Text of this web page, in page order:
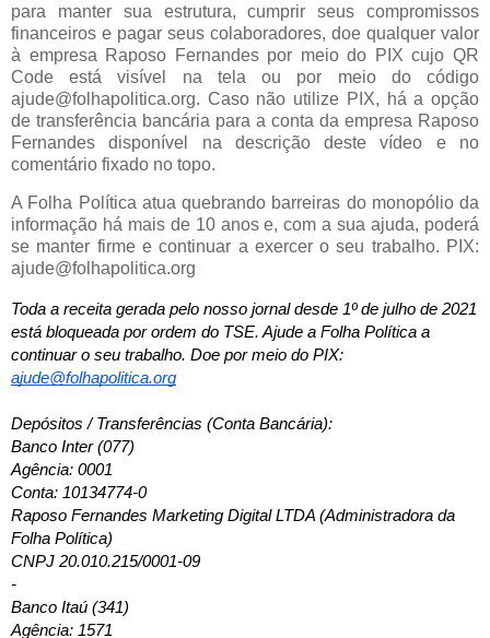
para manter sua estrutura, cumprir seus compromissos
financeiros e pagar seus colaboradores, doe qualquer valor
à empresa Raposo Fernandes por meio do PIX cujo QR
Code está visível na tela ou por meio do código
ajude@folhapolitica.org. Caso não utilize PIX, há a opção
de transferência bancária para a conta da empresa Raposo
Fernandes disponível na descrição deste vídeo e no
comentário fixado no topo.
A Folha Política atua quebrando barreiras do monopólio da
informação há mais de 10 anos e, com a sua ajuda, poderá
se manter firme e continuar a exercer o seu trabalho. PIX:
ajude@folhapolitica.org
Toda a receita gerada pelo nosso jornal desde 1º de julho de 2021
está bloqueada por ordem do TSE. Ajude a Folha Política a
ajude@folhapolitica.org
Depósitos / Transferências (Conta Bancária):
Banco Inter (077)
Agência: 0001
Conta: 10134774-0
Raposo Fernandes Marketing Digital LTDA (Administradora da
Folha Política)
CNPJ 20.010.215/0001-09
-
Banco Itaú (341)
Agência: 1571